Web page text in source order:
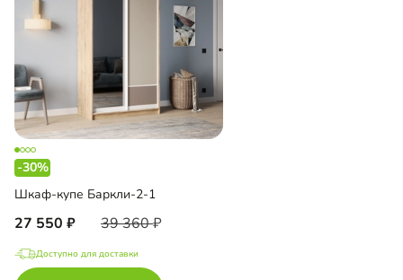
-30%
Шкаф-купе Баркли-2-1
27 550 39 360
Доступно для доставки